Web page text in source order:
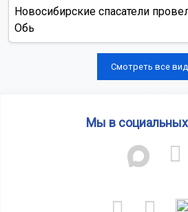
Новосибирские спасатели
Обь
Смотреть все
Мы в социальных